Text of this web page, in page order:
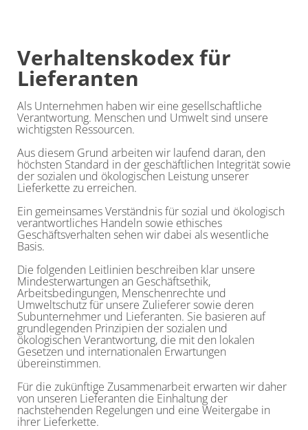
Verhaltenskodex für
Lieferanten
Als Unternehmen haben wir eine gesellschaftliche
Verantwortung. Menschen und Umwelt sind unsere
wichtigsten Ressourcen.
Aus diesem Grund arbeiten wir laufend daran, den
höchsten Standard in der geschäftlichen Integrität sowie
der sozialen und ökologischen Leistung unserer
Lieferkette zu erreichen.
Ein gemeinsames Verständnis für sozial und ökologisch
verantwortliches Handeln sowie ethisches
Geschäftsverhalten sehen wir dabei als wesentliche
Basis.
Die folgenden Leitlinien beschreiben klar unsere
Mindesterwartungen an Geschäftsethik,
Arbeitsbedingungen, Menschenrechte und
Umweltschutz für unsere Zulieferer sowie deren
Subunternehmer und Lieferanten. Sie basieren auf
grundlegenden Prinzipien der sozialen und
ökologischen Verantwortung, die mit den lokalen
Gesetzen und internationalen Erwartungen
übereinstimmen.
Für die zukünftige Zusammenarbeit erwarten wir daher
von unseren Lieferanten die Einhaltung der
nachstehenden Regelungen und eine Weitergabe in
ihrer Lieferkette.